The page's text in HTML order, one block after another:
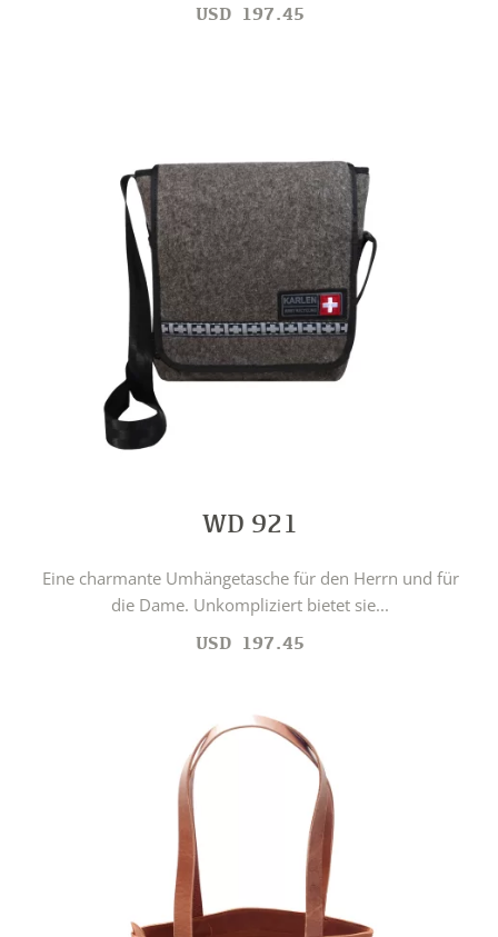
USD 197.45
WD 921
Eine charmante Umhängetasche für den Herrn und für
die Dame. Unkompliziert bietet sie...
USD 197.45